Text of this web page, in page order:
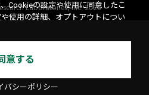
Laboratories, Inc. 2026
Cookieの設定や使用に同意したこ
使用の詳細、オプトアウトについ
意する
バシーポリシー